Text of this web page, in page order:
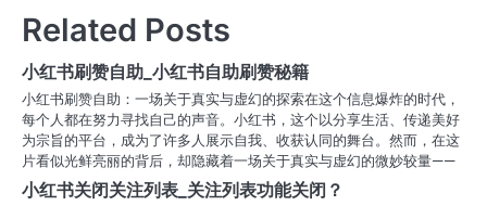
导
航
Related Posts
小红书刷赞自助_小红书自助刷赞秘籍
小红书刷赞自助：一场关于真实与虚幻的探索在这个信息爆炸的时代，
每个人都在努力寻找自己的声音。小红书，这个以分享生活、传递美好
为宗旨的平台，成为了许多人展示自我、收获认同的舞台。然而，在这
片看似光鲜亮丽的背后，却隐藏着一场关于真实与虚幻的微妙较量——
小红书关闭关注列表_关注列表功能关闭？